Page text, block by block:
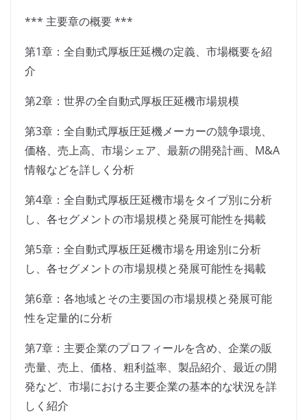
*** 主要章の概要 ***
第1章：全自動式厚板圧延機の定義、市場概要を紹
介
第2章：世界の全自動式厚板圧延機市場規模
第3章：全自動式厚板圧延機メーカーの競争環境、
価格、売上高、市場シェア、最新の開発計画、M&A
情報などを詳しく分析
第4章：全自動式厚板圧延機市場をタイプ別に分析
し、各セグメントの市場規模と発展可能性を掲載
第5章：全自動式厚板圧延機市場を用途別に分析
し、各セグメントの市場規模と発展可能性を掲載
第6章：各地域とその主要国の市場規模と発展可能
性を定量的に分析
第7章：主要企業のプロフィールを含め、企業の販
売量、売上、価格、粗利益率、製品紹介、最近の開
発など、市場における主要企業の基本的な状況を詳
しく紹介